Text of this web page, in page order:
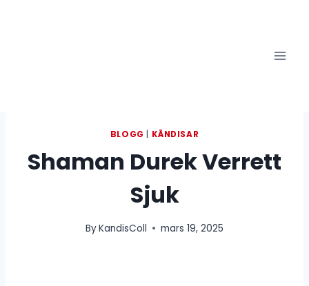
BLOGG KÄNDISAR
Shaman Durek Verrett
Sjuk
ByKandisColl mars 19, 2025